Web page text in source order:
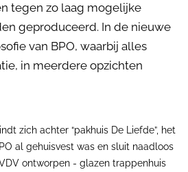
tegen zo laag mogelijke
geproduceerd. In de nieuwe
van BPO, waarbij alles
in meerdere opzichten
zich achter “pakhuis De Liefde”, het
al gehuisvest was en sluit naadloos
ontworpen - glazen trappenhuis